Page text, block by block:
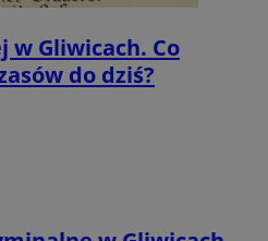
w Gliwicach. Co
do dziś?